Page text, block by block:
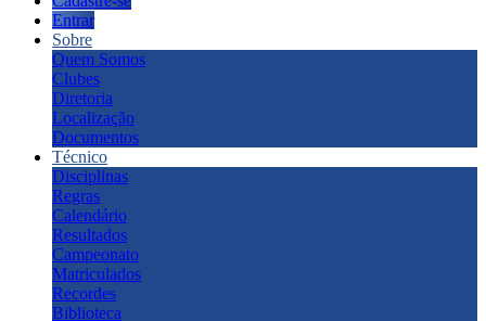
Entrar
Sobre
Quem Somos
Clubes
Diretoria
Localização
Documentos
Técnico
Disciplinas
Regras
Calendário
Resultados
Campeonato
Matriculados
Recordes
Biblioteca